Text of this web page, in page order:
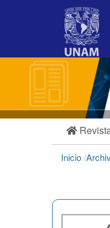
Barra
Inicio/